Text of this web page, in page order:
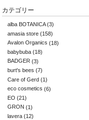
カテゴリー
alba BOTANICA(3)
amasia store (158)
Avalon Organics (18)
babybuba (18)
BADGER (3)
burt's bees (7)
Care of Gerd (1)
eco cosmetics (6)
EO (21)
GRON (1)
lavera (12)